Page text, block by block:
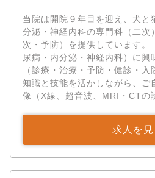
当院は開院９年目を迎え、犬と
分泌・神経内科の専門科（二次
次・予防）を提供しています。 当院の専門家診療（糖
尿病・内分泌・神経内科）に興
（診療・治療・予防・健診・
知識と技能を活かしながら、ご
像（X線、超音波、MRI・CTの
内分泌・神経内科の患者さまは
方からお越し頂いており、どち
が提供する獣医療にご理解いた
勤務スタッフは患者さま・飼い
求人を見